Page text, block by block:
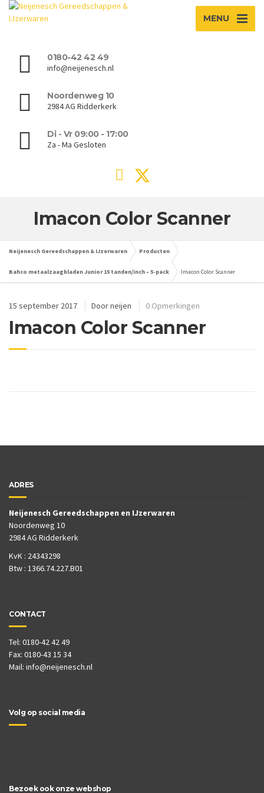
MENU
0180-42 42 49
info@neijenesch.nl
Noordenweg 10
2984 AG Ridderkerk
Di - Vr 09:00 - 17:00
Za - Ma Gesloten
Imacon Color Scanner
Neijenesch Gereedschappen & IJzerwaren Producten
Bahco metaalzaagbladen Junior 15 tanden/inch – 5-pack Imacon Color Scanner
15 september 2017 Doorneijen 0 Opmerkingen
Imacon Color Scanner
ADRES
Neijenesch Gereedschappen en IJzerwaren
Noordenweg 10
2984 AG Ridderkerk
KvK : 24343298
Btw : 1366.74.227.B01
CONTACT
Tel: 0180-42 42 49
Fax: 0180-43 15 34
Mail: info@neijenesch.nl
Volg op social media
Bezoek ook onze webshop